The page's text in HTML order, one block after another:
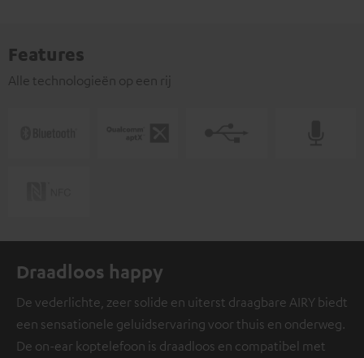
Features
Alle technologieën op een rij
Draadloos happy
De vederlichte, zeer solide en uiterst draagbare AIRY biedt
een sensationele geluidservaring voor thuis en onderweg.
De on-ear koptelefoon is draadloos en compatibel met